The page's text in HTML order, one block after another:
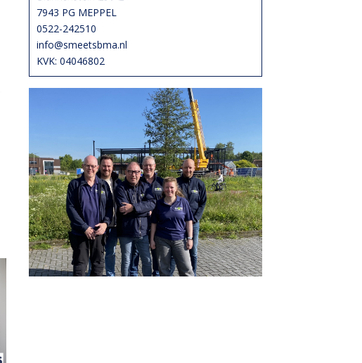
7943 PG MEPPEL
0522-242510
info@smeetsbma.nl
KVK: 04046802